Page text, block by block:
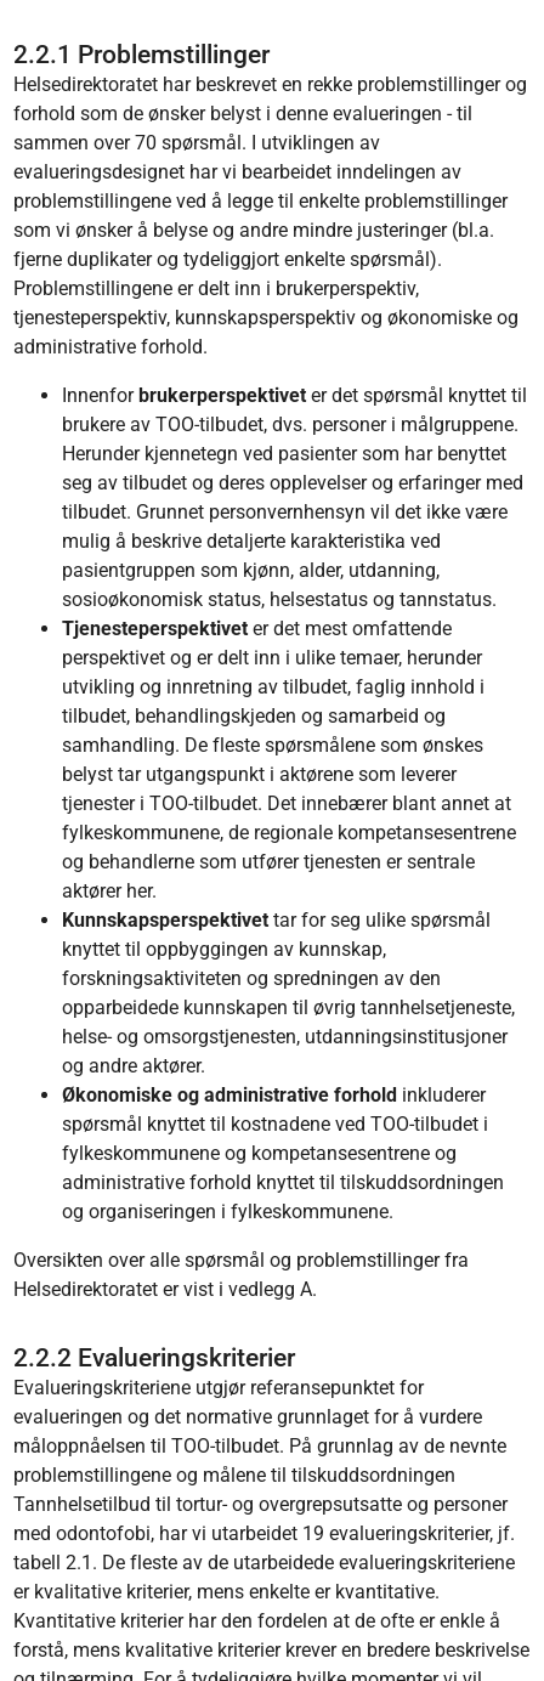
2.2.1 Problemstillinger
Helsedirektoratet har beskrevet en rekke problemstillinger og
forhold som de ønsker belyst i denne evalueringen - til
sammen over 70 spørsmål. I utviklingen av
evalueringsdesignet har vi bearbeidet inndelingen av
problemstillingene ved å legge til enkelte problemstillinger
som vi ønsker å belyse og andre mindre justeringer (bl.a.
fjerne duplikater og tydeliggjort enkelte spørsmål).
Problemstillingene er delt inn i brukerperspektiv,
tjenesteperspektiv, kunnskapsperspektiv og økonomiske og
administrative forhold.
Innenfor brukerperspektiveter det spørsmål knyttet til
brukere av TOO-tilbudet, dvs. personer i målgruppene.
Herunder kjennetegn ved pasienter som har benyttet
seg av tilbudet og deres opplevelser og erfaringer med
tilbudet. Grunnet personvernhensyn vil det ikke være
mulig å beskrive detaljerte karakteristika ved
pasientgruppen som kjønn, alder, utdanning,
sosioøkonomisk status, helsestatus og tannstatus.
Tjenesteperspektiveter det mest omfattende
perspektivet og er delt inn i ulike temaer, herunder
utvikling og innretning av tilbudet, faglig innhold i
tilbudet, behandlingskjeden og samarbeid og
samhandling. De fleste spørsmålene som ønskes
belyst tar utgangspunkt i aktørene som leverer
tjenester i TOO-tilbudet. Det innebærer blant annet at
fylkeskommunene, de regionale kompetansesentrene
og behandlerne som utfører tjenesten er sentrale
aktører her.
Kunnskapsperspektivettar for seg ulike spørsmål
knyttet til oppbyggingen av kunnskap,
forskningsaktiviteten og spredningen av den
opparbeidede kunnskapen til øvrig tannhelsetjeneste,
helse- og omsorgstjenesten, utdanningsinstitusjoner
og andre aktører.
Økonomiske og administrative forhold inkluderer
spørsmål knyttet til kostnadene ved TOO-tilbudet i
fylkeskommunene og kompetansesentrene og
administrative forhold knyttet til tilskuddsordningen
og organiseringen i fylkeskommunene.
Oversikten over alle spørsmål og problemstillinger fra
Helsedirektoratet er vist i vedlegg A.
2.2.2 Evalueringskriterier
Evalueringskriteriene utgjør referansepunktet for
evalueringen og det normative grunnlaget for å vurdere
måloppnåelsen til TOO-tilbudet. På grunnlag av de nevnte
problemstillingene og målene til tilskuddsordningen
Tannhelsetilbud til tortur- og overgrepsutsatte og personer
med odontofobi, har vi utarbeidet 19 evalueringskriterier, jf.
tabell 2.1. De fleste av de utarbeidede evalueringskriteriene
er kvalitative kriterier, mens enkelte er kvantitative.
Kvantitative kriterier har den fordelen at de ofte er enkle å
forstå, mens kvalitative kriterier krever en bredere beskrivelse